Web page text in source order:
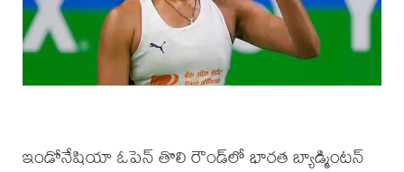
ఇండోనేషియా ఓపెన్ తొలి రౌండ్‌లో భారత బ్యాడ్మింటన్